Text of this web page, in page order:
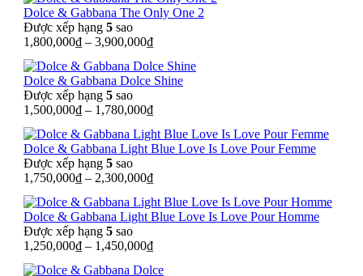
Dolce & Gabbana The Only One 2
Được xếp hạng 5 sao
1,800,000₫ – 3,900,000₫
Dolce & Gabbana Dolce Shine
Được xếp hạng 5 sao
1,500,000₫ – 1,780,000₫
Dolce & Gabbana Light Blue Love Is Love Pour Femme
Được xếp hạng 5 sao
1,750,000₫ – 2,300,000₫
Dolce & Gabbana Light Blue Love Is Love Pour Homme
Được xếp hạng 5 sao
1,250,000₫ – 1,450,000₫